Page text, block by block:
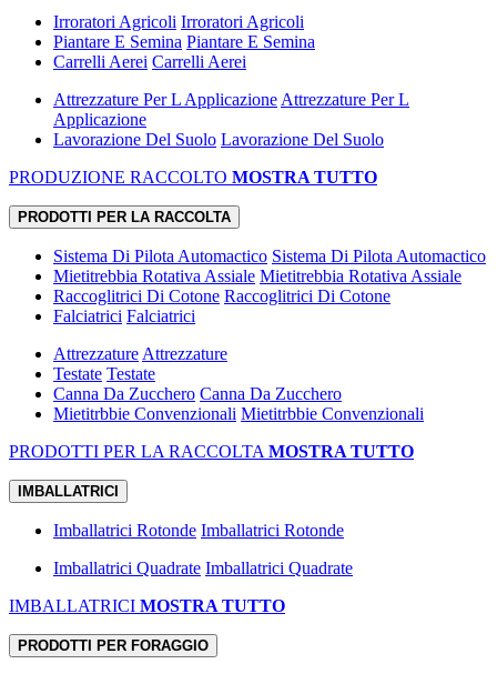
Irroratori Agricoli Irroratori Agricoli
Piantare E Semina Piantare E Semina
Carrelli Aerei Carrelli Aerei
Attrezzature Per L Applicazione Attrezzature Per L
Applicazione
Lavorazione Del Suolo Lavorazione Del Suolo
PRODUZIONE RACCOLTO MOSTRA TUTTO
PRODOTTI PER LA RACCOLTA
Sistema Di Pilota Automactico Sistema Di Pilota Automactico
Mietitrebbia Rotativa Assiale Mietitrebbia Rotativa Assiale
Raccoglitrici Di Cotone Raccoglitrici Di Cotone
Falciatrici Falciatrici
Attrezzature Attrezzature
Testate Testate
Canna Da Zucchero Canna Da Zucchero
Mietitrbbie Convenzionali Mietitrbbie Convenzionali
PRODOTTI PER LA RACCOLTA MOSTRA TUTTO
IMBALLATRICI
Imballatrici Rotonde Imballatrici Rotonde
Imballatrici Quadrate Imballatrici Quadrate
IMBALLATRICI MOSTRA TUTTO
PRODOTTI PER FORAGGIO